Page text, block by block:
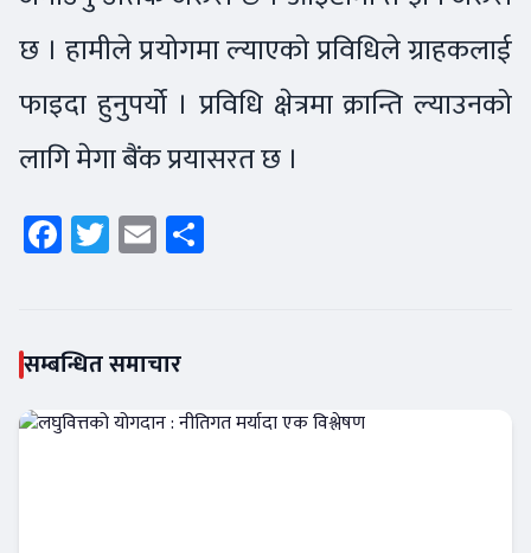
छ । हामीले प्रयोगमा ल्याएको प्रविधिले ग्राहकलाई
फाइदा हुनुपर्यो । प्रविधि क्षेत्रमा क्रान्ति ल्याउनको
लागि मेगा बैंक प्रयासरत छ ।
Facebook
Twitter
Email
सम्बन्धित समाचार